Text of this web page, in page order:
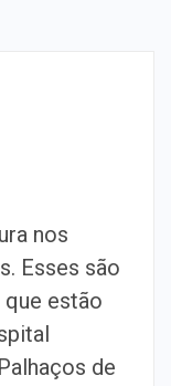
nos
Esses são
estão
de